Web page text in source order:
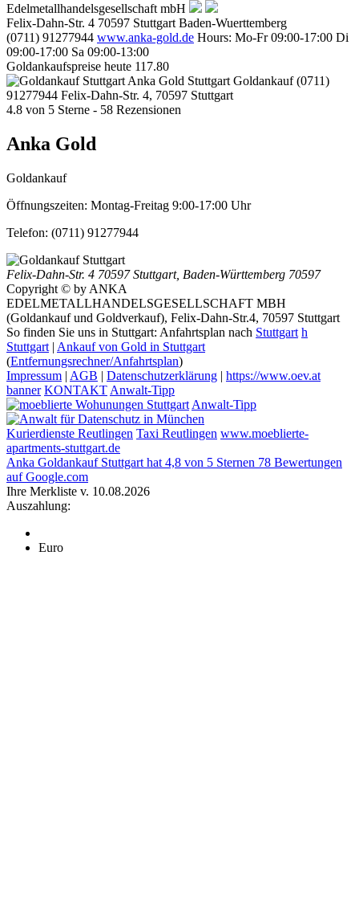
Edelmetallhandelsgesellschaft mbH
Felix-Dahn-Str. 4 70597 Stuttgart Baden-Wuerttemberg
(0711) 91277944 www.anka-gold.de Hours: Mo-Fr 09:00-17:00 Di
09:00-17:00 Sa 09:00-13:00
Goldankaufspreise heute 117.80
Anka Gold Stuttgart Goldankauf (0711)
91277944 Felix-Dahn-Str. 4, 70597 Stuttgart
4.8 von 5 Sterne - 58 Rezensionen
Anka Gold
Goldankauf
Öffnungszeiten: Montag-Freitag 9:00-17:00 Uhr
Telefon: (0711) 91277944
Felix-Dahn-Str. 4 70597 Stuttgart, Baden-Württemberg 70597
Copyright © by ANKA
EDELMETALLHANDELSGESELLSCHAFT MBH
(Goldankauf und Goldverkauf), Felix-Dahn-Str.4, 70597 Stuttgart
So finden Sie uns in Stuttgart: Anfahrtsplan nach Stuttgart h
Stuttgart | Ankauf von Gold in Stuttgart
(Entfernungsrechner/Anfahrtsplan)
Impressum | AGB | Datenschutzerklärung | https://www.oev.at
banner KONTAKT Anwalt-Tipp
Anwalt-Tipp
Kurierdienste Reutlingen Taxi Reutlingen www.moeblierte-
apartments-stuttgart.de
Anka Goldankauf Stuttgart hat 4,8 von 5 Sternen 78 Bewertungen
auf Google.com
Ihre Merkliste v. 10.08.2026
Auszahlung:
Euro